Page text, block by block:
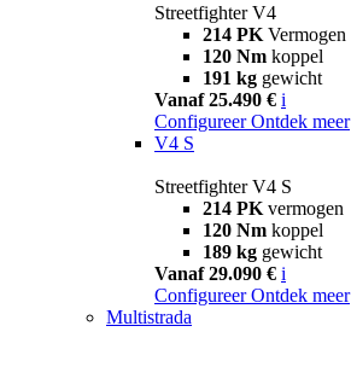
Streetfighter V4
214 PK Vermogen
120 Nm koppel
191 kg gewicht
Vanaf 25.490 € i
Configureer Ontdek meer
V4 S
Streetfighter V4 S
214 PK vermogen
120 Nm koppel
189 kg gewicht
Vanaf 29.090 € i
Configureer Ontdek meer
Multistrada